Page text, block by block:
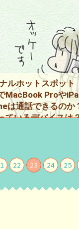
ルホットスポット
MacBook Proや
は通話できるの
ているデバイスは
22 23 24 25